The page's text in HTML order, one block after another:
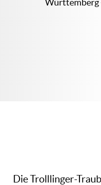
Württemberg
Die Trolllinger-